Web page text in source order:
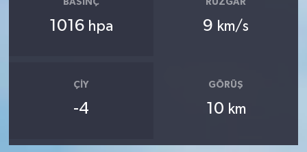
BASINÇ
1016 hpa
RÜZGAR
9 km/s
ÇIY
-4
GÖRÜŞ
10 km